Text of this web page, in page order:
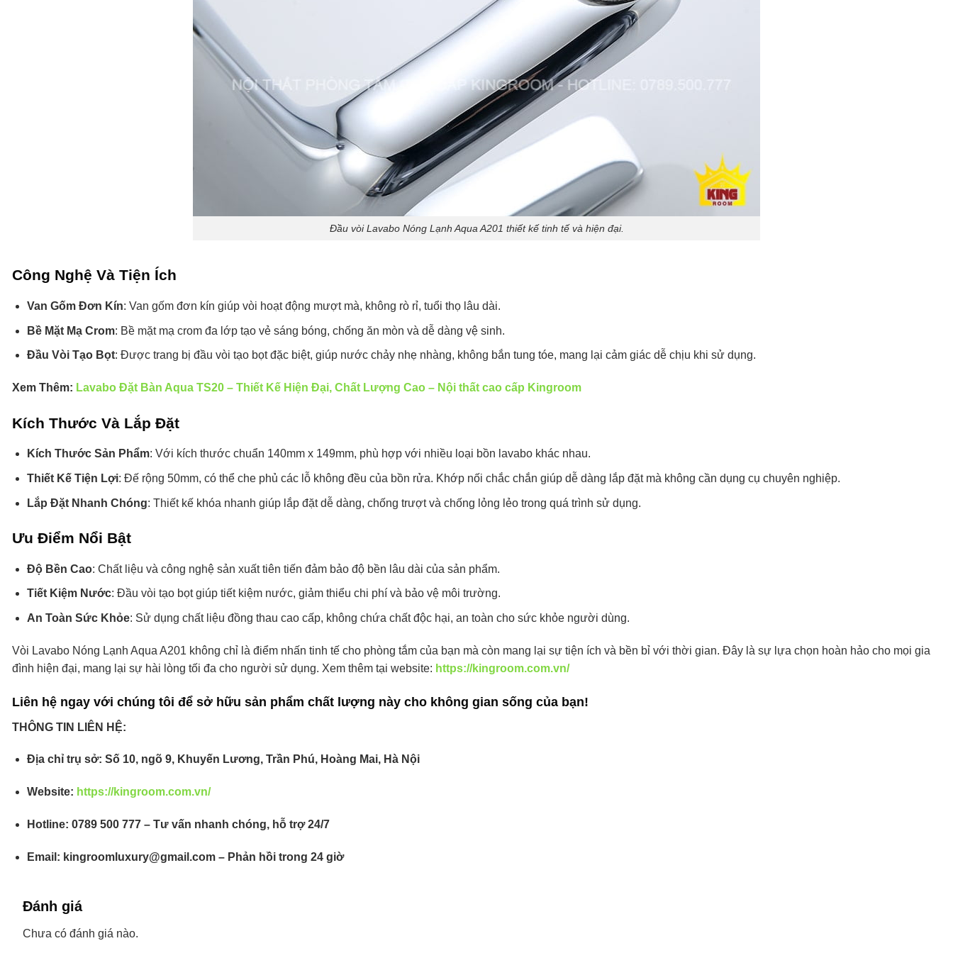
Đầu vòi Lavabo Nóng Lạnh Aqua A201 thiết kế tinh tế và hiện đại.
Công Nghệ Và Tiện Ích
Van Gốm Đơn Kín: Van gốm đơn kín giúp vòi hoạt động mượt mà, không rò rỉ, tuổi thọ lâu dài.
Bề Mặt Mạ Crom: Bề mặt mạ crom đa lớp tạo vẻ sáng bóng, chống ăn mòn và dễ dàng vệ sinh.
Đầu Vòi Tạo Bọt: Được trang bị đầu vòi tạo bọt đặc biệt, giúp nước chảy nhẹ nhàng, không bắn tung tóe, mang lại cảm giác dễ chịu khi sử dụng.
Xem Thêm: Lavabo Đặt Bàn Aqua TS20 – Thiết Kế Hiện Đại, Chất Lượng Cao – Nội thất cao cấp Kingroom
Kích Thước Và Lắp Đặt
Kích Thước Sản Phẩm: Với kích thước chuẩn 140mm x 149mm, phù hợp với nhiều loại bồn lavabo khác nhau.
Thiết Kế Tiện Lợi: Đế rộng 50mm, có thể che phủ các lỗ không đều của bồn rửa. Khớp nối chắc chắn giúp dễ dàng lắp đặt mà không cần dụng cụ chuyên nghiệp.
Lắp Đặt Nhanh Chóng: Thiết kế khóa nhanh giúp lắp đặt dễ dàng, chống trượt và chống lỏng lẻo trong quá trình sử dụng.
Ưu Điểm Nổi Bật
Độ Bền Cao: Chất liệu và công nghệ sản xuất tiên tiến đảm bảo độ bền lâu dài của sản phẩm.
Tiết Kiệm Nước: Đầu vòi tạo bọt giúp tiết kiệm nước, giảm thiểu chi phí và bảo vệ môi trường.
An Toàn Sức Khỏe: Sử dụng chất liệu đồng thau cao cấp, không chứa chất độc hại, an toàn cho sức khỏe người dùng.
Vòi Lavabo Nóng Lạnh Aqua A201 không chỉ là điểm nhấn tinh tế cho phòng tắm của bạn mà còn mang lại sự tiện ích và bền bỉ với thời gian. Đây là sự lựa chọn hoàn hảo cho mọi gia
đình hiện đại, mang lại sự hài lòng tối đa cho người sử dụng. Xem thêm tại website: https://kingroom.com.vn/
Liên hệ ngay với chúng tôi để sở hữu sản phẩm chất lượng này cho không gian sống của bạn!
THÔNG TIN LIÊN HỆ:
Địa chỉ trụ sở: Số 10, ngõ 9, Khuyến Lương, Trần Phú, Hoàng Mai, Hà Nội
Website: https://kingroom.com.vn/
Hotline: 0789 500 777 – Tư vấn nhanh chóng, hỗ trợ 24/7
Email: kingroomluxury@gmail.com – Phản hồi trong 24 giờ
Đánh giá
Chưa có đánh giá nào.